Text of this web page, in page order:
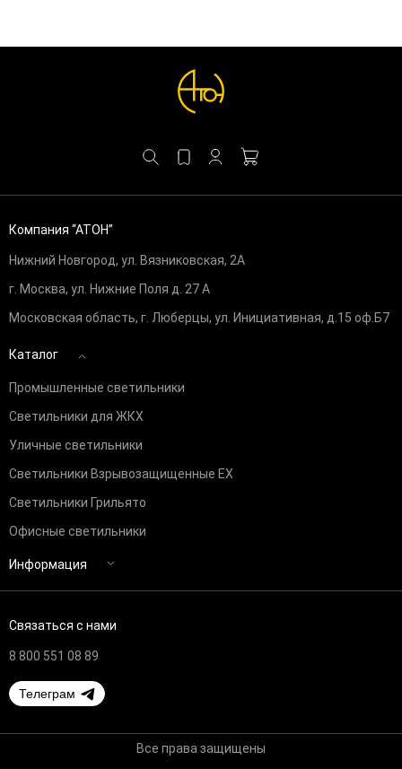
Компания “АТОН”
Нижний Новгород, ул. Вязниковская, 2А
г. Москва, ул. Нижние Поля д. 27 А
Московская область, г. Люберцы, ул. Инициативная, д.15 оф.Б7
Каталог
Промышленные светильники
Светильники для ЖКХ
Уличные светильники
Светильники Взрывозащищенные EX
Светильники Грильято
Офисные светильники
Информация
Связаться с нами
8 800 551 08 89
Телеграм
Все права защищены